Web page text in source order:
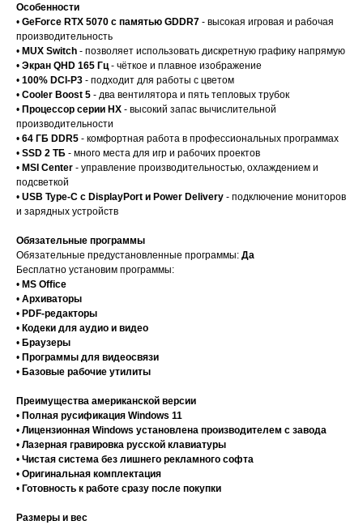
Особенности
• GeForce RTX 5070 с памятью GDDR7 - высокая игровая и рабочая
производительность
• MUX Switch - позволяет использовать дискретную графику напрямую
• Экран QHD 165 Гц- чёткое и плавное изображение
• 100% DCI-P3 - подходит для работы с цветом
• Cooler Boost 5 - два вентилятора и пять тепловых трубок
• Процессор серии HX - высокий запас вычислительной
производительности
• 64 ГБ DDR5 - комфортная работа в профессиональных программах
• SSD 2 ТБ - много места для игр и рабочих проектов
• MSI Center - управление производительностью, охлаждением и
подсветкой
• USB Type-C с DisplayPort и Power Delivery - подключение мониторов
и зарядных устройств
Обязательные программы
Обязательные предустановленные программы: Да
Бесплатно установим программы:
• MS Office
• Архиваторы
• PDF-редакторы
• Кодеки для аудио и видео
• Браузеры
• Программы для видеосвязи
• Базовые рабочие утилиты
Преимущества американской версии
• Полная русификация Windows 11
• Лицензионная Windows установлена производителем с завода
• Лазерная гравировка русской клавиатуры
• Чистая система без лишнего рекламного софта
• Оригинальная комплектация
• Готовность к работе сразу после покупки
Размеры и вес